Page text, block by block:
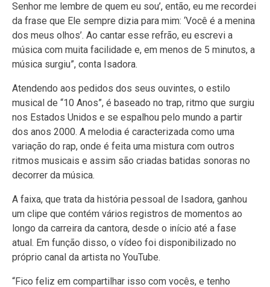
Senhor me lembre de quem eu sou’, então, eu me recordei
da frase que Ele sempre dizia para mim: ‘Você é a menina
dos meus olhos’. Ao cantar esse refrão, eu escrevi a
música com muita facilidade e, em menos de 5 minutos, a
música surgiu”, conta Isadora.
Atendendo aos pedidos dos seus ouvintes, o estilo
musical de “10 Anos”, é baseado no trap, ritmo que surgiu
nos Estados Unidos e se espalhou pelo mundo a partir
dos anos 2000. A melodia é caracterizada como uma
variação do rap, onde é feita uma mistura com outros
ritmos musicais e assim são criadas batidas sonoras no
decorrer da música.
A faixa, que trata da história pessoal de Isadora, ganhou
um clipe que contém vários registros de momentos ao
longo da carreira da cantora, desde o início até a fase
atual. Em função disso, o vídeo foi disponibilizado no
próprio canal da artista no YouTube.
“Fico feliz em compartilhar isso com vocês, e tenho